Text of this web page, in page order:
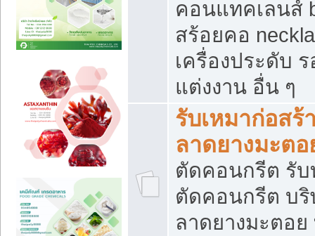
คอนแทคเลนส์
สร้อยคอ
เครื่องประดับ ร
แต่งงาน อื่น ๆ
รับเหมาก่อส
ลาดยางมะต
ตัดคอนกรีต รับ
ตัดคอนกรีต บริ
ลาดยางมะตอ